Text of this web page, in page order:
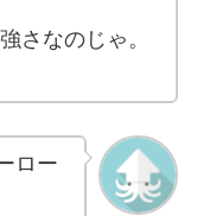
さなのじゃ。
ロー